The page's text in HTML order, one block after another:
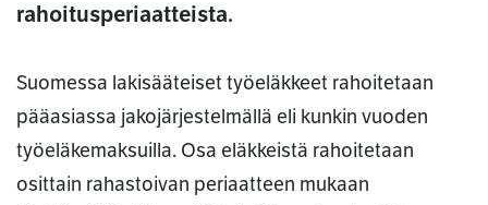
rahoitusperiaatteista.
Suomessa lakisääteiset työeläkkeet rahoitetaan
pääasiassa jakojärjestelmällä eli kunkin vuoden
työeläkemaksuilla. Osa eläkkeistä rahoitetaan
osittain rahastoivan periaatteen mukaan